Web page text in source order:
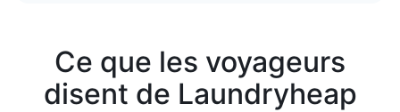
Ce que les voyageurs
disent de Laundryheap